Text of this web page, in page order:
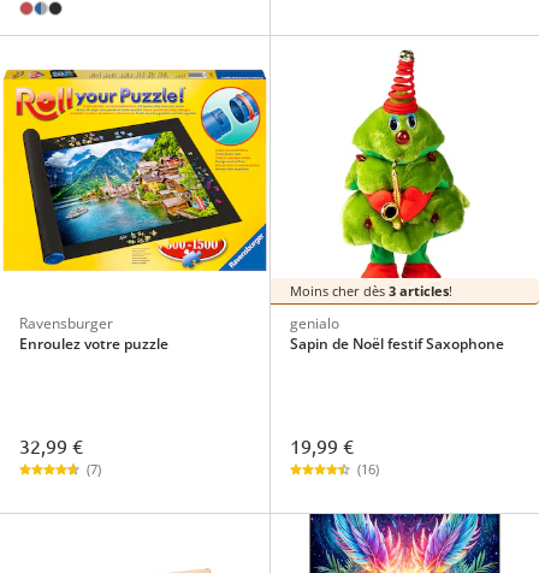
Ravensburger
Enroulez votre puzzle
32,99 €
(7)
Moins cher dès 3 articles!
genialo
Sapin de Noël festif Saxophone
19,99 €
(16)